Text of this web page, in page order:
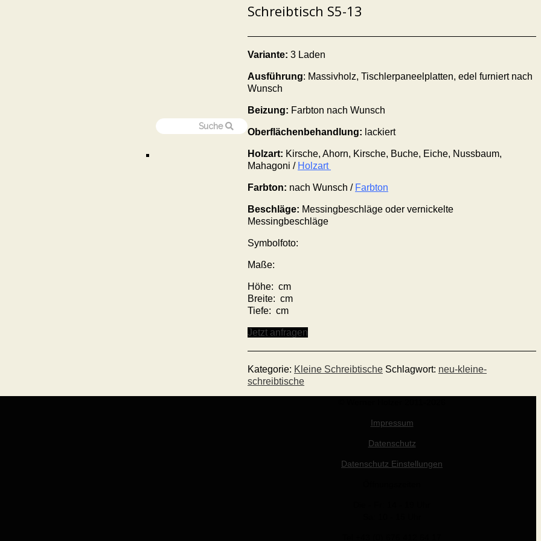
Schreibtisch S5-13
Variante: 3 Laden
Ausführung: Massivholz, Tischlerpaneelplatten, edel furniert nach
Wunsch
Beizung: Farbton nach Wunsch
Oberflächenbehandlung: lackiert
Holzart: Kirsche, Ahorn, Kirsche, Buche, Eiche, Nussbaum,
Mahagoni / Holzart
Farbton: nach Wunsch / Farbton
Beschläge: Messingbeschläge oder vernickelte
Messingbeschläge
Symbolfoto:
Maße:
Höhe: cm
Breite: cm
Tiefe: cm
Jetzt anfragen
Kategorie: Kleine Schreibtische Schlagwort: neu-kleine-
schreibtische
Impressum
Datenschutz
Datenschutz Einstellungen